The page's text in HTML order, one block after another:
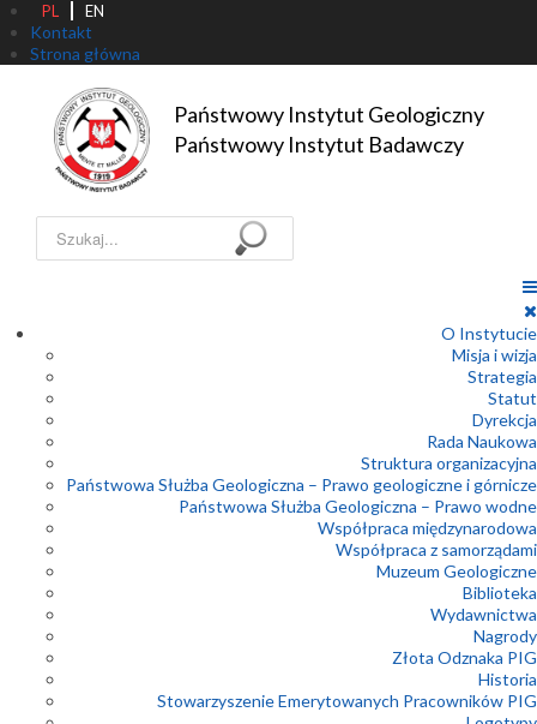
PL EN
Kontakt
Strona główna
Państwowy Instytut Geologiczny
Państwowy Instytut Badawczy
Szukaj...
O Instytucie
Misja i wizja
Strategia
Statut
Dyrekcja
Rada Naukowa
Struktura organizacyjna
Państwowa Służba Geologiczna – Prawo geologiczne i górnicze
Państwowa Służba Geologiczna – Prawo wodne
Współpraca międzynarodowa
Współpraca z samorządami
Muzeum Geologiczne
Biblioteka
Wydawnictwa
Nagrody
Złota Odznaka PIG
Historia
Stowarzyszenie Emerytowanych Pracowników PIG